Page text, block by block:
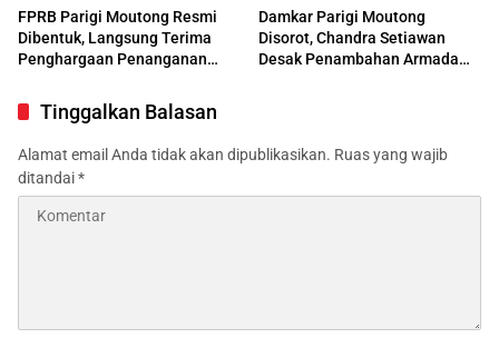
FPRB Parigi Moutong Resmi
Dibentuk, Langsung Terima
Penghargaan Penanganan
Damkar Parigi Moutong
Disorot, Chandra Setiawan
Desak Penambahan Armada
Tinggalkan Balasan
Alamat email Anda tidak akan dipublikasikan. Ruas yang wajib
ditandai*